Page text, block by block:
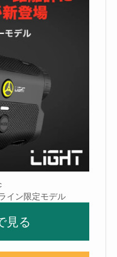
イン限定モデル
見る